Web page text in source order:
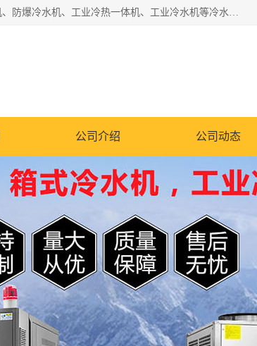
南京康嘉温控设备有限公司是一家工业冷水机厂家，主营产品：低温冷水机、防爆冷水机、工业冷热一体机、工业冷水机等冷水机，公司依托南京工业大学的技术，汇集众多业内技术，不断管理模式，使得我们的产品始终处于国内成员之一水平，在业界享有很高赞誉，是欧洲、北美、中东、东南亚等多个国家和地区。
公司介绍 公司动态